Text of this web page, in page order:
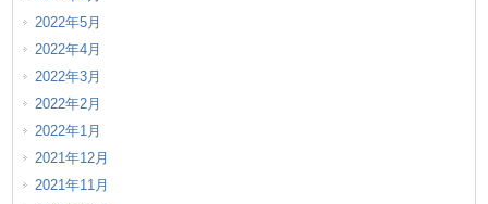
2022年5月
2022年4月
2022年3月
2022年2月
2022年1月
2021年12月
2021年11月